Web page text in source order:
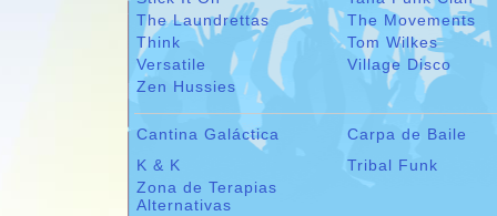
The Laundrettas
The Movements
Think
Tom Wilkes
Versatile
Village Disco
Zen Hussies
Cantina Galáctica
Carpa de Baile
K & K
Tribal Funk
Zona de Terapias
Alternativas